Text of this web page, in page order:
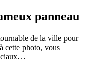
panneau
de la ville pour
cette photo, vous